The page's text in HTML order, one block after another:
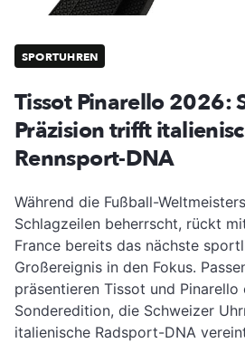
SPORTUHREN
Tissot Pinarello 2026:
Präzision trifft
Rennsport-DNA
Während die Fußball-
Schlagzeilen beherrscht, rückt
France bereits das nächste
Großereignis in den Fokus.
präsentieren Tissot und Pinarello
Sonderedition, die Schweizer
italienische Radsport-DNA